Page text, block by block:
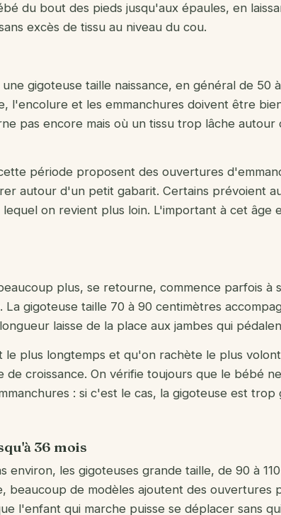
du bout des pieds jusqu'aux épaules, en
excès de tissu au niveau du cou.
gigoteuse taille naissance, en général de 50
l'encolure et les emmanchures doivent être
pas encore mais où un tissu trop lâche autour
période proposent des ouvertures
autour d'un petit gabarit. Certains prévoient
on revient plus loin. L'important à cet âge
plus, se retourne, commence parfois à
gigoteuse taille 70 à 90 centimètres
laisse de la place aux jambes qui
le plus longtemps et qu'on rachète le plus
croissance. On vérifie toujours que le bébé
: si c'est le cas, la gigoteuse est
36 mois
environ, les gigoteuses grande taille, de 90 à
beaucoup de modèles ajoutent des ouvertures
l'enfant qui marche puisse se déplacer sans